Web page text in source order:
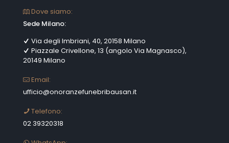
Dove siamo:
Sede Milano:
Via degli Imbriani, 40, 20158 Milano
Piazzale Crivellone, 13 (angolo Via Magnasco),
20149 Milano
Email:
ufficio@onoranzefunebribausan.it
Telefono:
02 39320318